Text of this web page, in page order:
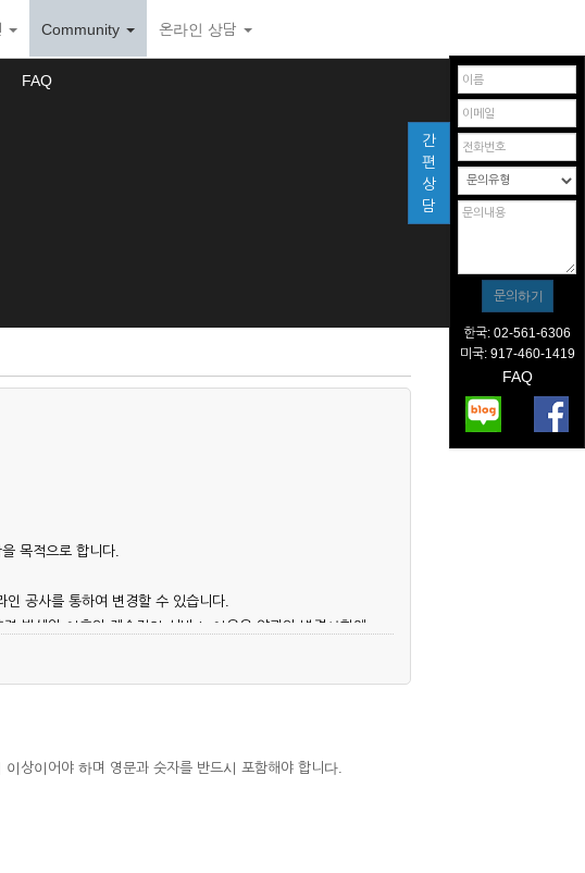
Community 온라인 상담
FAQ
목적으로 합니다.
공사를 통하여 변경할 수 있습니다.
발생일 이후의 계속적인 서비스 이용은 약관의 변경사항에
회사가 이를 심사, 승낙함으로써 성립하며, 회사는 신청자
이상이어야 하며 영문과 숫자를 반드시 포함해야 합니다.
간
편
상
담
한국: 02-561-6306
미국: 917-460-1419
FAQ